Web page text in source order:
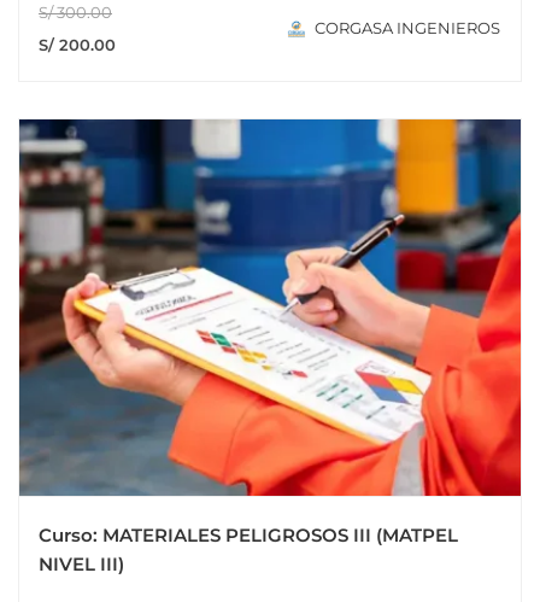
S/ 300.00
S/ 200.00
CORGASA INGENIEROS
Curso: MATERIALES PELIGROSOS III (MATPEL
NIVEL III)